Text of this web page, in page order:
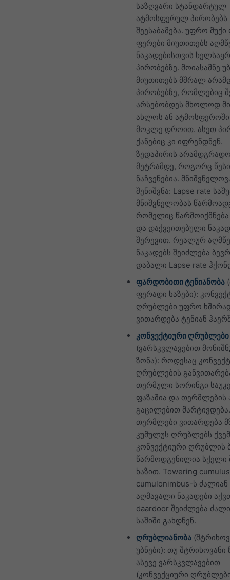
საზღვარი სტანდარტულ
ატმოსფერულ პირობებს
შეესაბამება. უფრო
ფერები მიუთითებს
ნაკადებისთვის
პირობებზე. მოიასამნე
მიუთითებს მშრალ
პირობებზე, რომლებიც
არსებობდეს მხოლოდ
ახლოს ან
მოკლე დროით. ასეთ
ქანებიც კი იფრენდნენ.
ზედაპირის
მეტრამდე, როგორც
ნაჩვენებია.
შენიშვნა: Lapse rate
მნიშვნელობას
რომელიც წარმოიქმნება
და დაქვეითებული
შერევით. რეალურ
ნაკადებს შეიძლება
დაბალი Lapse rate
ფარდობითი ტენიანობა
ფერადი ხაზები):
ღრუბლები უფრო
ვითარდება ტენიან
კონვექტიური ღრუბლები
(ვარსკვლავებით
ზონა): როდესაც
ღრუბლების
თერმული სორინგი
ფაზაშია და თერმლების
გაცილებით მარტივდება.
თერმლები ვითარდება
კუმულუს ღრუბლებს
კონვექტიური ღრუბლის
წარმოდგენილია სქელი
ხაზით. Towering
cumulonimbus-ს
აღმავალი ნაკადები
daardoor შეიძლება
საშიში გახდნენ.
ღრუბლიანობა
უბნები): თუ შტრიხოვანი
ასევე ვარსკვლავებით
(კონვექციური